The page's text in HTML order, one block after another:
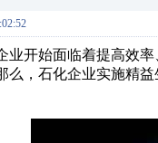
业开始面临着提高效
么，石化企业实施精